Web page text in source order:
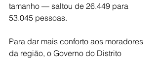
tamanho — saltou de 26.449 para
53.045 pessoas.
Para dar mais conforto aos moradores
da região, o Governo do Distrito